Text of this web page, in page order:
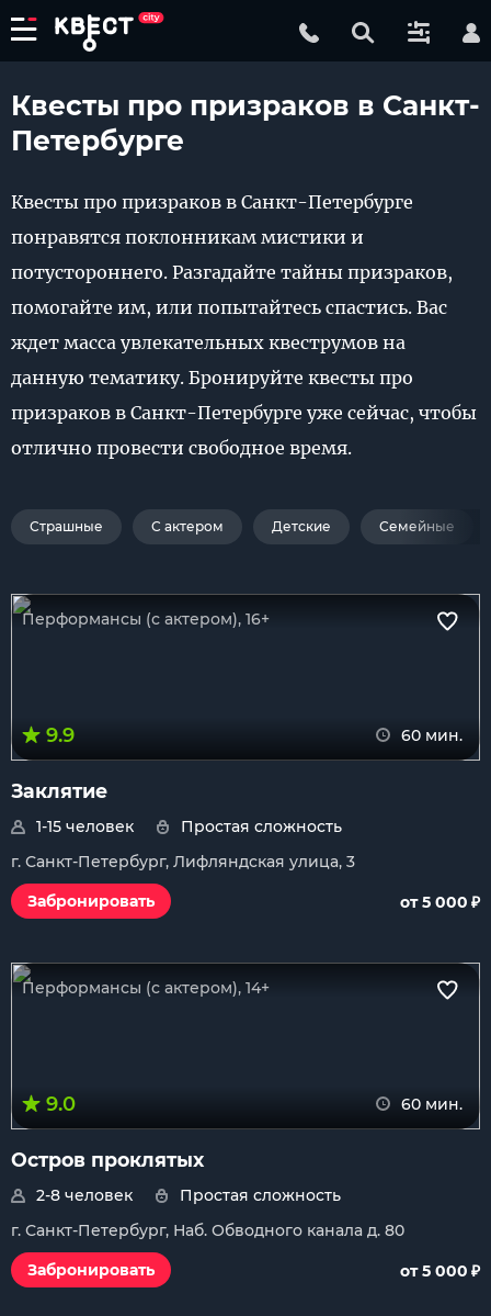
Квесты про призраков в Санкт-
Петербурге
Квесты про призраков в Санкт-Петербурге
понравятся поклонникам мистики и
потустороннего. Разгадайте тайны призраков,
помогайте им, или попытайтесь спастись. Вас
ждет масса увлекательных квеструмов на
данную тематику. Бронируйте квесты про
призраков в Санкт-Петербурге уже сейчас, чтобы
отлично провести свободное время.
Страшные С актером Детские Семейные
Перформансы (с актером), 16+
9.9 60 мин.
Заклятие
1-15 человек
Простая сложность
г. Санкт-Петербург, Лифляндская улица, 3
Забронировать
от 5 000 ₽
Перформансы (с актером), 14+
9.0 60 мин.
Остров проклятых
2-8 человек
Простая сложность
г. Санкт-Петербург, Наб. Обводного канала д. 80
Забронировать
от 5 000 ₽